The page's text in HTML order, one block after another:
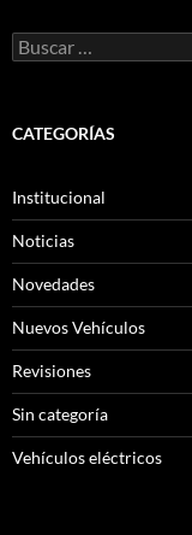
Buscar:
CATEGORÍAS
Institucional
Noticias
Novedades
Nuevos Vehículos
Revisiones
Sin categoría
Vehículos eléctricos